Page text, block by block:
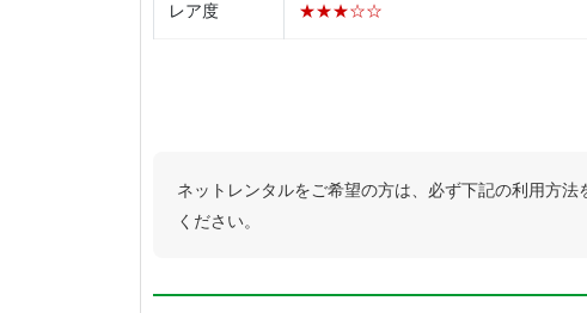
レア度 ★★★☆☆
ネットレンタルをご希望の方は、必ず下記の利用方法
ください。